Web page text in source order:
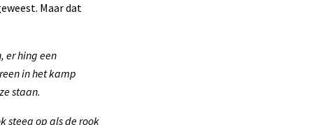
Maar dat
er hing een
in het kamp
staan.
steeg op als de rook